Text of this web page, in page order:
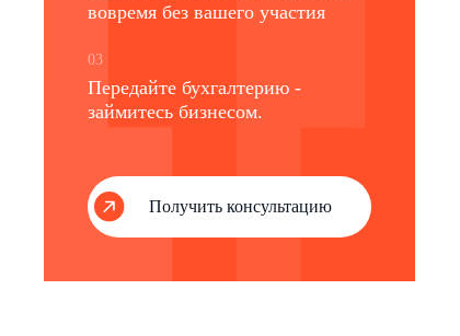
вовремя без вашего участия
03
Передайте бухгалтерию -
займитесь бизнесом.
Получить консультацию